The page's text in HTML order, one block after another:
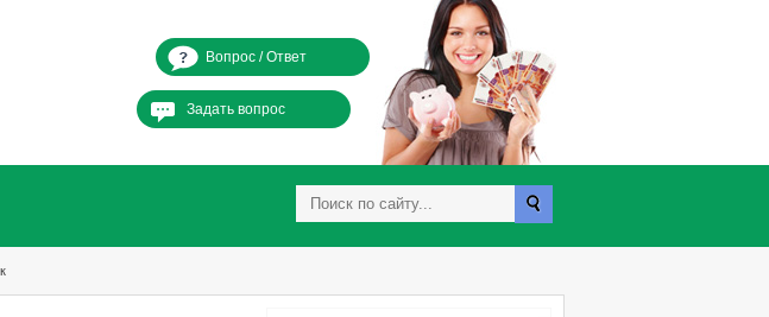
Вопрос / Ответ
Задать вопрос